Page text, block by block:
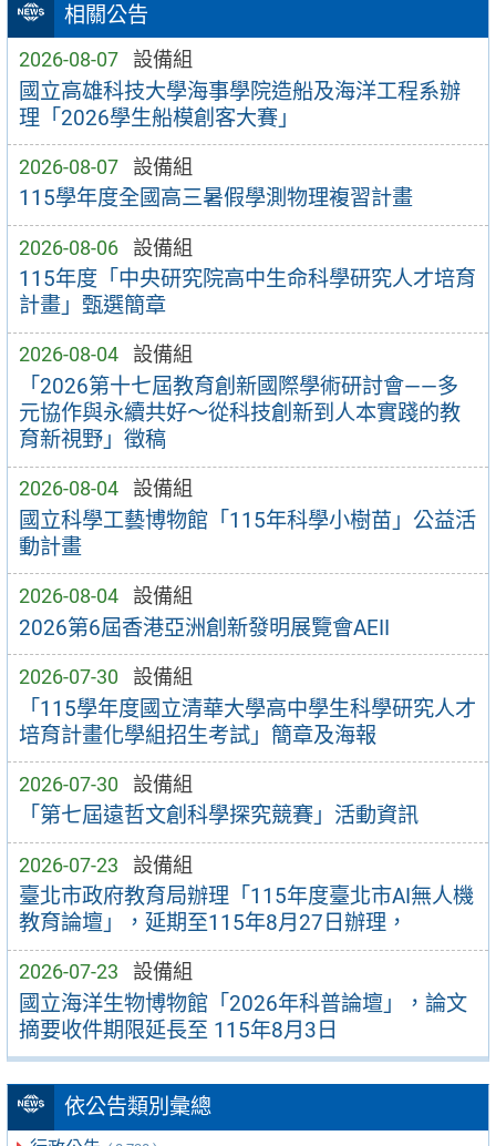
相關公告
2026-08-07 設備組
國立高雄科技大學海事學院造船及海洋工程系辦
理「2026學生船模創客大賽」
2026-08-07 設備組
115學年度全國高三暑假學測物理複習計畫
2026-08-06 設備組
115年度「中央研究院高中生命科學研究人才培育
計畫」甄選簡章
2026-08-04 設備組
「2026第十七屆教育創新國際學術研討會——多
元協作與永續共好～從科技創新到人本實踐的教
育新視野」徵稿
2026-08-04 設備組
國立科學工藝博物館「115年科學小樹苗」公益活
動計畫
2026-08-04 設備組
2026第6屆香港亞洲創新發明展覽會AEII
2026-07-30 設備組
「115學年度國立清華大學高中學生科學研究人才
培育計畫化學組招生考試」簡章及海報
2026-07-30 設備組
「第七屆遠哲文創科學探究競賽」活動資訊
2026-07-23 設備組
臺北市政府教育局辦理「115年度臺北市AI無人機
教育論壇」，延期至115年8月27日辦理，
2026-07-23 設備組
國立海洋生物博物館「2026年科普論壇」，論文
摘要收件期限延長至 115年8月3日
依公告類別彙總